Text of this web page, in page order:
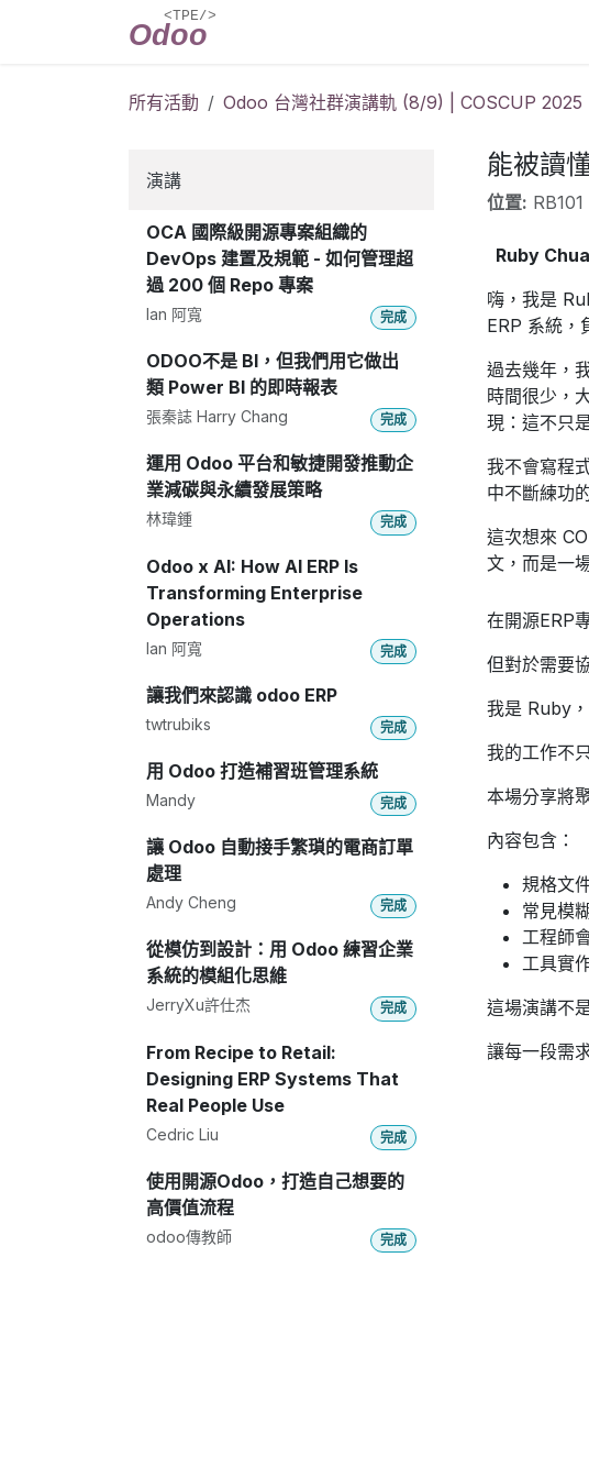
所有活動 Odoo 台灣社群演講軌 (8/9) | COSCUP 2025
演講
OCA 國際級開源專案組織的
DevOps 建置及規範 - 如何管理超
過 200 個 Repo 專案
Ian 阿寬 完成
ODOO不是 BI，但我們用它做出
類 Power BI 的即時報表
張秦誌 Harry Chang 完成
運用 Odoo 平台和敏捷開發推動企
業減碳與永續發展策略
林瑋鍾 完成
Odoo x AI: How AI ERP Is
Transforming Enterprise
Operations
Ian 阿寬 完成
讓我們來認識 odoo ERP
twtrubiks 完成
用 Odoo 打造補習班管理系統
Mandy 完成
讓 Odoo 自動接手繁瑣的電商訂單
處理
Andy Cheng 完成
從模仿到設計：用 Odoo 練習企業
系統的模組化思維
JerryXu許仕杰 完成
From Recipe to Retail:
Designing ERP Systems That
Real People Use
Cedric Liu 完成
使用開源Odoo，打造自己想要的
高價值流程
odoo傳教師 完成
能被讀
位置: RB101
Ruby
嗨，我是
ERP 系統，
過去幾年，
時間很少，
現：這不只
我不會寫程
中不斷練功
這次想來
文，而是一
在開源ERP
但對於需要
我是 Ruby
我的工作不
本場分享將
內容包含：
規格文
常見模
工程師
工具實
這場演講不
讓每一段需